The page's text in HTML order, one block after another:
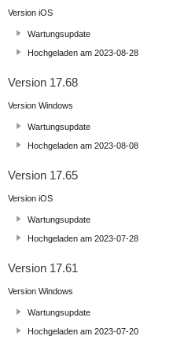
Version iOS
Wartungsupdate
Hochgeladen am 2023-08-28
Version 17.68
Version Windows
Wartungsupdate
Hochgeladen am 2023-08-08
Version 17.65
Version iOS
Wartungsupdate
Hochgeladen am 2023-07-28
Version 17.61
Version Windows
Wartungsupdate
Hochgeladen am 2023-07-20